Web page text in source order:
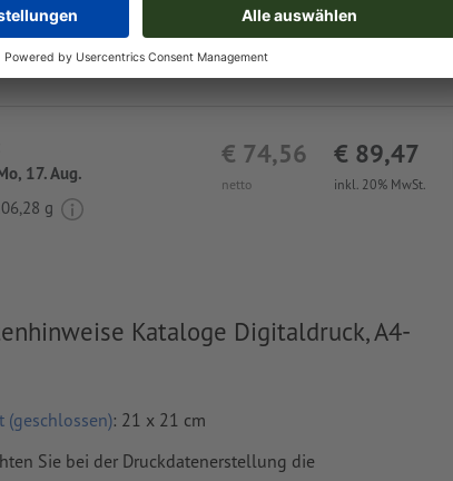
netto
€ 74,56
inkl. 20% MwSt.
€ 89,47
17. Aug.
g
Kataloge Digitaldruck, A4-
(geschlossen): 21 x 21 cm
Sie bei der Druckdatenerstellung die